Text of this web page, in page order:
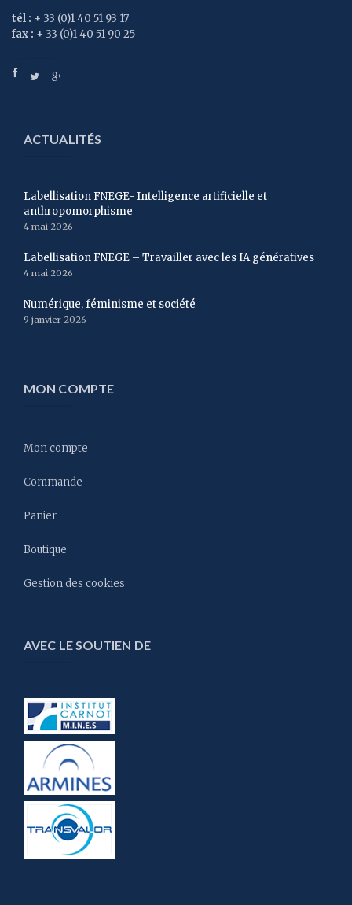
tél : + 33 (0)1 40 51 93 17
fax : + 33 (0)1 40 51 90 25
ACTUALITÉS
Labellisation FNEGE- Intelligence artificielle et
anthropomorphisme
4 mai 2026
Labellisation FNEGE – Travailler avec les IA génératives
4 mai 2026
Numérique, féminisme et société
9 janvier 2026
MON COMPTE
Mon compte
Commande
Panier
Boutique
Gestion des cookies
AVEC LE SOUTIEN DE